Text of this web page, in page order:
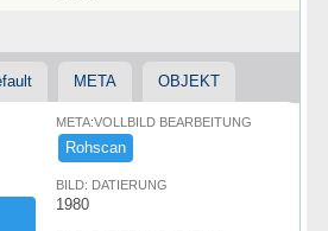
META OBJEKT
META:VOLLBILD BEARBEITUNG
Rohscan
BILD: DATIERUNG
1980